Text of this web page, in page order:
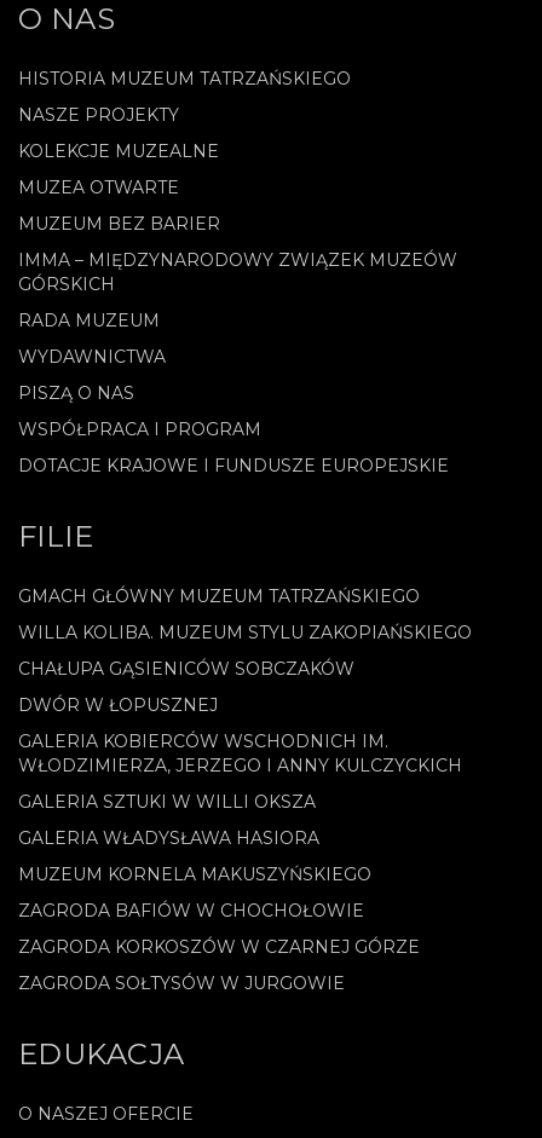
O NAS
HISTORIA MUZEUM TATRZAŃSKIEGO
NASZE PROJEKTY
KOLEKCJE MUZEALNE
MUZEA OTWARTE
MUZEUM BEZ BARIER
IMMA – MIĘDZYNARODOWY ZWIĄZEK MUZEÓW
GÓRSKICH
RADA MUZEUM
WYDAWNICTWA
PISZĄ O NAS
WSPÓŁPRACA I PROGRAM
DOTACJE KRAJOWE I FUNDUSZE EUROPEJSKIE
FILIE
GMACH GŁÓWNY MUZEUM TATRZAŃSKIEGO
WILLA KOLIBA. MUZEUM STYLU ZAKOPIAŃSKIEGO
CHAŁUPA GĄSIENICÓW SOBCZAKÓW
DWÓR W ŁOPUSZNEJ
GALERIA KOBIERCÓW WSCHODNICH IM.
WŁODZIMIERZA, JERZEGO I ANNY KULCZYCKICH
GALERIA SZTUKI W WILLI OKSZA
GALERIA WŁADYSŁAWA HASIORA
MUZEUM KORNELA MAKUSZYŃSKIEGO
ZAGRODA BAFIÓW W CHOCHOŁOWIE
ZAGRODA KORKOSZÓW W CZARNEJ GÓRZE
ZAGRODA SOŁTYSÓW W JURGOWIE
EDUKACJA
O NASZEJ OFERCIE